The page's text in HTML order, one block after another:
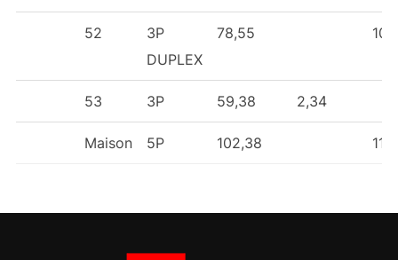
52
3P
DUPLEX
78,55
53 3P 59,38 2,34
Maison 5P 102,38